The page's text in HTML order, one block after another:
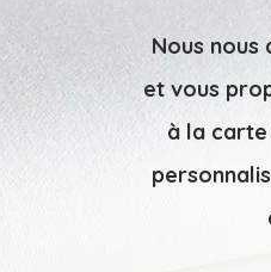
Nous nous
et vous
à la carte